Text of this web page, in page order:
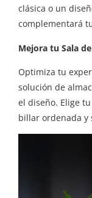
clásica o un
complementará
Mejora tu Sala
Optimiza tu
solución de
el diseño. Elige
billar ordenada y